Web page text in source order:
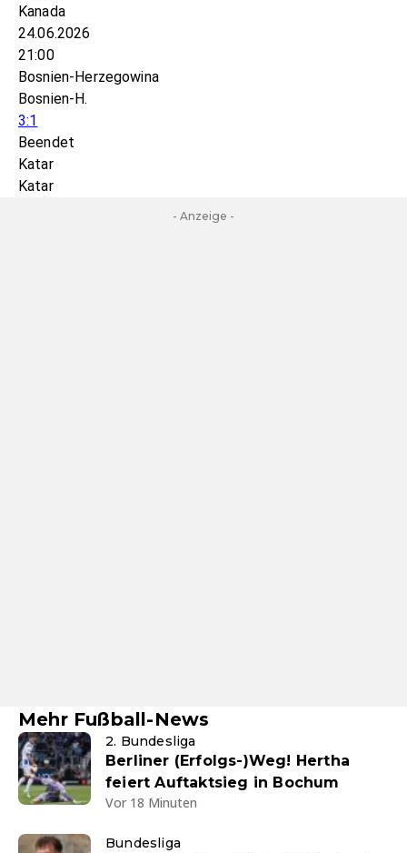
Kanada
24.06.2026
21:00
Bosnien-Herzegowina
Bosnien-H.
3:1
Beendet
Katar
Katar
- Anzeige -
Mehr Fußball-News
2. Bundesliga
Berliner (Erfolgs-)Weg! Hertha
feiert Auftaktsieg in Bochum
Vor 18 Minuten
Bundesliga